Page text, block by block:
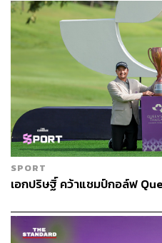
ABOUT
สมศักดิ์ จั
โปรดิวเ
หลงใหลใ
สงบของก
SPORT
เอกปริษฐิ์ คว้าแชมป์กอล์ฟ